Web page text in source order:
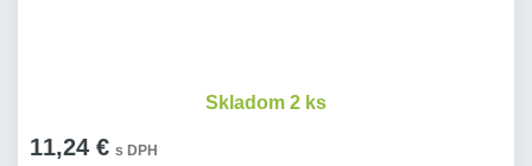
11,24 € s DPH
Skladom 2 ks